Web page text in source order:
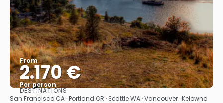
From
2.170 €
Per person
See
DESTINATIONS
San Francisco CA · Portland OR · Seattle WA · Vancouver · Kelowna